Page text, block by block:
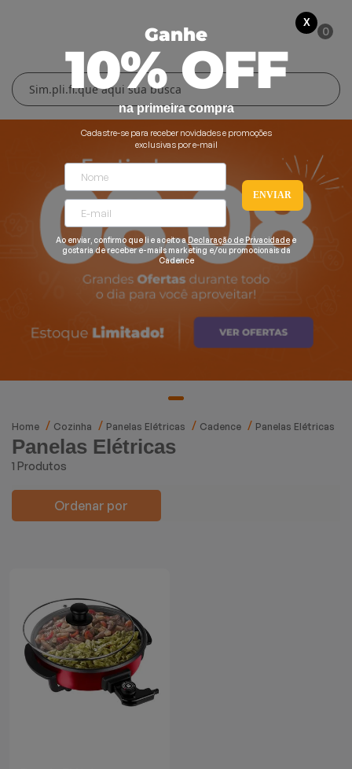
0
Home Cozinha Panelas Elétricas Cadence Panelas Elétricas
Panelas Elétricas
1 Produtos
Ordenar por
X
Ganhe
10% OFF
na primeira compra
Cadastre-se para receber novidades e promoções
exclusivas por e-mail
ENVIAR
Ao enviar, confirmo que li e aceito a Declaração de Privacidade e
gostaria de receber e-mails marketing e/ou promocionais da
Cadence
Cozinha
Blenders
Liquidificadores
Grills e Sanduicheiras
Chaleiras Elétricas
Coifas
Panelas Elétricas
Máquina de Waffle
Bebedouros
Cooktops
Lar
Ferros e Passadeiras
Conforto Térmico
Aquecedores
Climatizadores
Ventiladores
Cuidados Pessoais
Escovas Secadoras
Secadores
Cortadores de Cabelo
Pranchas